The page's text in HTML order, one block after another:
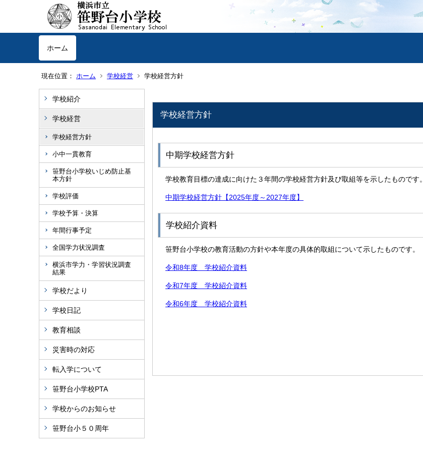
ホーム
現在位置： ホーム 学校経営 学校経営方針
学校紹介
学校経営
学校経営方針
小中一貫教育
笹野台小学校いじめ防止基
本方針
学校評価
学校予算・決算
年間行事予定
全国学力状況調査
横浜市学力・学習状況調査
結果
学校だより
学校日記
教育相談
災害時の対応
転入学について
笹野台小学校PTA
学校からのお知らせ
笹野台小５０周年
学校経営方針
中期学校経営方針
学校教育目標の達成に向けた３年間の学校経営方針及び取組等を示したものです。
中期学校経営方針【2025年度～2027年度】
学校紹介資料
笹野台小学校の教育活動の方針や本年度の具体的取組について示したものです。
令和8年度 学校紹介資料
令和7年度 学校紹介資料
令和6年度 学校紹介資料